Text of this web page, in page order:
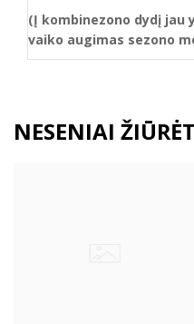
(Į kombinezono dydį jau
vaiko augimas sezono
NESENIAI